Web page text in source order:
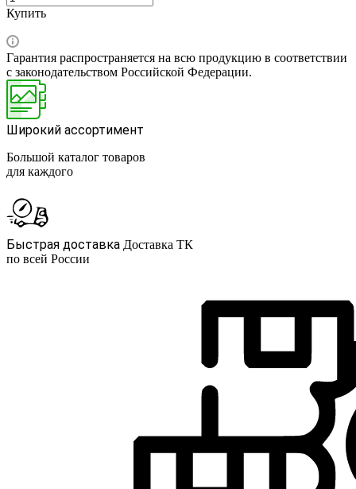
Купить
Гарантия распространяется на всю продукцию в соответствии
с законодательством Российской Федерации.
Широкий ассортимент
Большой каталог товаров
для каждого
Быстрая доставка Доставка ТК
по всей России